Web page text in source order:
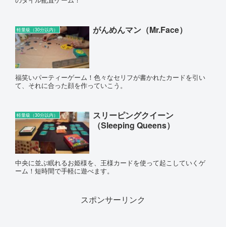
軽量級（30分以内） がんめんマン（Mr.Face）
福笑いパーティーゲーム！色々なセリフが書かれたカードを引い
て、それに合った顔を作っていこう。
軽量級（30分以内）
スリーピングクイーン
（Sleeping Queens）
中央に並ぶ眠れるお姫様を、王様カードを使って起こしていくゲ
ーム！短時間で手軽に遊べます。
スポンサーリンク